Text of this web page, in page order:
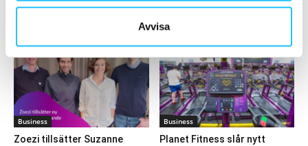
Avvisa
HETAST JUST NU
Business
Zoezi tillsätter Suzanne
Business
Planet Fitness slår nytt